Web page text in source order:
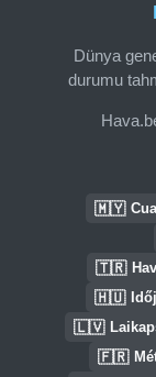
Dünya
durumu
🇲🇾
🇹🇷
🇭🇺
🇱🇻
🇫🇷